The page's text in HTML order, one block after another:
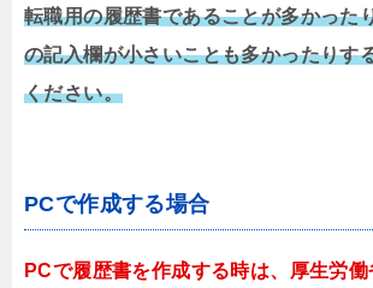
転職用の履歴書であることが多かった
の記入欄が小さいことも多かったりす
ください。
PCで作成する場合
PCで履歴書を作成する時は、厚生労